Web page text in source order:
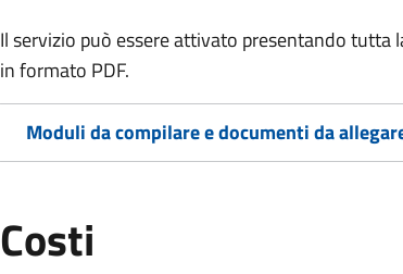
Il servizio può essere attivato presentando
in formato PDF.
Moduli da compilare e documenti da
Costi